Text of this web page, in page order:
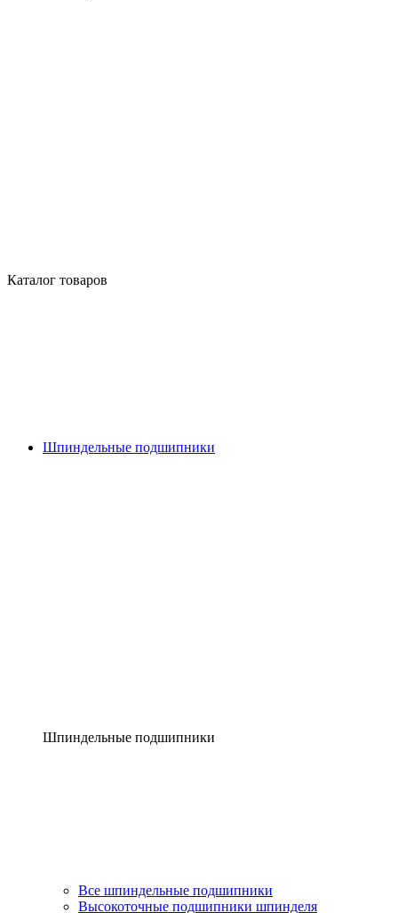
Каталог товаров
Шпиндельные подшипники
Шпиндельные подшипники
Все шпиндельные подшипники
Высокоточные подшипники шпинделя